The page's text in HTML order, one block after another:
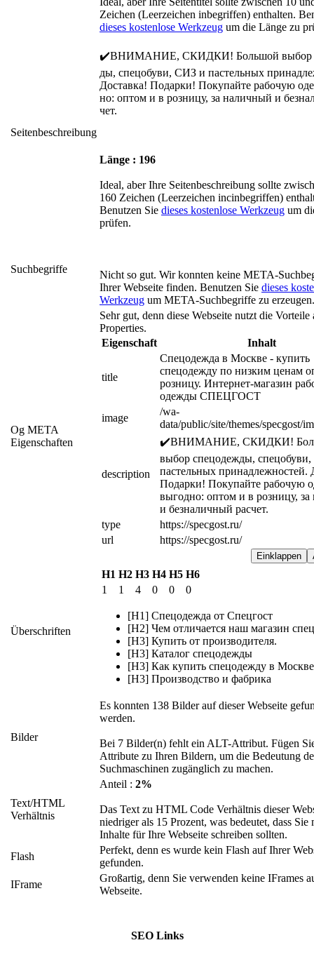
Zeichen (Leerzeichen inbegriffen) enthalten.
dieses kostenlose Werkzeug um die Länge zu
Seitenbeschreibung
✔️ВНИМАНИЕ, СКИДКИ! Большой выбор
ды, спецобуви, СИЗ и пастельных
Доставка! Подарки! Покупайте рабочую
но: оптом и в розницу, за наличный и
чет.
Länge : 196
Ideal, aber Ihre Seitenbeschreibung sollte
160 Zeichen (Leerzeichen incinbegriffen)
Benutzen Sie dieses kostenlose Werkzeug um
prüfen.
Suchbegriffe
Nicht so gut. Wir konnten keine META-
Ihrer Webseite finden. Benutzen Sie dieses
Werkzeug um META-Suchbegriffe zu erzeugen.
Og META
Eigenschaften
Sehr gut, denn diese Webseite nutzt die Vorteile
Properties.
Eigenschaft
Inhalt
title
Спецодежда в Москве - купить
спецодежду по низким ценам
розницу. Интернет-магазин
одежды СПЕЦГОСТ
image
/wa-
data/public/site/themes/specgost/
description
✔️ВНИМАНИЕ, СКИДКИ!
выбор спецодежды,
пастельных принадлежностей.
Подарки! Покупайте рабочую
выгодно: оптом и в розницу,
и безналичный расчет.
type
https://specgost.ru/
url
https://specgost.ru/
Einklappen
Überschriften
H1 H2 H3 H4 H5 H6
1
1 4 0 0 0
[H1] Спецодежда от Спецгост
[H2] Чем отличается наш магазин
[H3] Купить от производителя.
[H3] Каталог спецодежды
[H3] Как купить спецодежду в
[H3] Производство и фабрика
Bilder
Es konnten 138 Bilder auf dieser Webseite
werden.
Bei 7 Bilder(n) fehlt ein ALT-Attribut. Fügen
Attribute zu Ihren Bildern, um die Bedeutung
Suchmaschinen zugänglich zu machen.
Text/HTML
Verhältnis
Anteil : 2%
Das Text zu HTML Code Verhältnis dieser
niedriger als 15 Prozent, was bedeutet, dass Sie
Inhalte für Ihre Webseite schreiben sollten.
Flash
Perfekt, denn es wurde kein Flash auf Ihrer
gefunden.
IFrame
Großartig, denn Sie verwenden keine IFrames
Webseite.
SEO Links